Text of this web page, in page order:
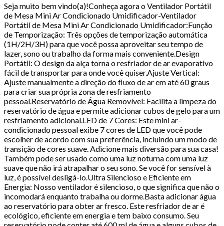
Seja muito bem vindo(a)!Conheça agora o Ventilador Portátil
de Mesa Mini Ar Condicionado Umidificador-Ventilador
Portátil de Mesa Mini Ar Condicionado Umidificador:Função
de Temporização: Três opções de temporização automática
(1H/2H/3H) para que você possa aproveitar seu tempo de
lazer, sono ou trabalho da forma mais conveniente.Design
Portátil: O design da alça torna o resfriador de ar evaporativo
fácil de transportar para onde você quiser.Ajuste Vertical:
Ajuste manualmente a direção do fluxo de ar em até 60 graus
para criar sua própria zona de resfriamento
pessoal.Reservatório de Água Removível: Facilita a limpeza do
reservatório de água e permite adicionar cubos de gelo para um
resfriamento adicional.LED de 7 Cores: Este mini ar-
condicionado pessoal exibe 7 cores de LED que você pode
escolher de acordo com sua preferência, incluindo um modo de
transição de cores suave. Adicione mais diversão para sua casa!
Também pode ser usado como uma luz noturna com uma luz
suave que não irá atrapalhar o seu sono. Se você for sensível à
luz, é possível desligá-lo.Ultra Silencioso e Eficiente em
Energia: Nosso ventilador é silencioso, o que significa que não o
incomodará enquanto trabalha ou dorme.Basta adicionar água
ao reservatório para obter ar fresco. Este resfriador de ar é
ecológico, eficiente em energia e tem baixo consumo. Seu